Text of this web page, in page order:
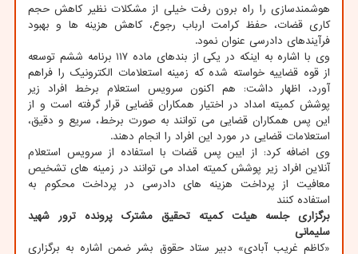
هوشمندسازی را راه برون رفت خیلی از مشکلات نظیر کاهش حجم
کاری قضات، حفظ کرامت ارباب رجوع، کاهش هزینه ها و بهبود
فرآیندهای دادرسی عنوان نمود.
وی با اشاره به اینکه در یکی از بندهای ماده ۱۱۷ برنامه ششم توسعه
از قوه قضاییه خواسته شده که زمینه استعلامات الکترونیک را فراهم
آورد، اظهار داشت: هم اکنون سرویس استعلام برخط افراد زیر
پوشش کمیته امداد در اختیار همکاران قضایی قرار گرفته است و از
این پس همکاران قضایی می توانند به صورت برخط، سریع و دقیق،
استعلامات قضایی در مورد این افراد را انجام دهند.
وی اضافه کرد: از ایبن پس قضات با استفاده از سرویس استعلام
آنلاین افراد زیر پوشش کمیته امداد می توانند در زمینه های تشخیص
معافیت از پرداخت هزینه های دادرسی در پرداخت محکوم به
استفاده کنند
برگزاری جلسه هیئت کمیته تحقیق مشترک پرونده ترور شهید
سلیمانی
«کاظم غریب آبادی» دبیر ستاد حقوق بشر ضمن اشاره به برگزاری